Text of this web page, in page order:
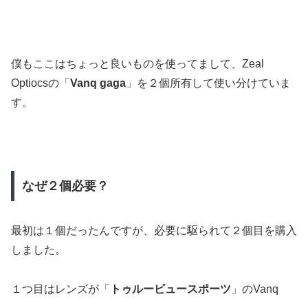
僕もここはちょっと良いものを使ってまして、Zeal
Optiocsの「 Vanq gaga 」を２個所有して使い分けていま
す。
なぜ２個必要？
最初は１個だったんですが、必要に駆られて２個目を購入
しました。
１つ目はレンズが「 トゥルービュースポーツ 」のVanq